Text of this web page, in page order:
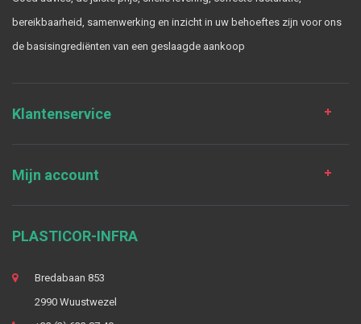
bereikbaarheid, samenwerking en inzicht in uw behoeftes zijn voor ons
de basisingrediënten van een geslaagde aankoop
Klantenservice
Mijn account
PLASTICOR-INFRA
Bredabaan 853
2990 Wuustwezel